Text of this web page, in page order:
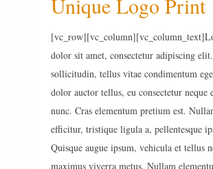
dolor sit amet, consectetur adipiscing
sollicitudin, tellus vitae condimentum
dolor auctor tellus, eu consectetur neque
nunc. Cras elementum pretium est.
efficitur, tristique ligula a, pellentesque
Quisque augue ipsum, vehicula et tellus
maximus viverra metus. Nullam